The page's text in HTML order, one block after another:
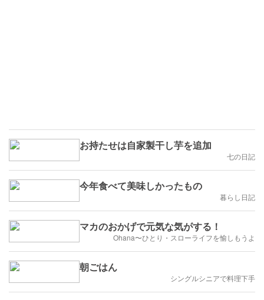
お持たせは自家製干し芋を追加
七の日記
今年食べて美味しかったもの
暮らし日記
マカのおかげで元気な気がする！
Ohana〜ひとり・スローライフを愉しもうよ
朝ごはん
シングルシニアで料理下手